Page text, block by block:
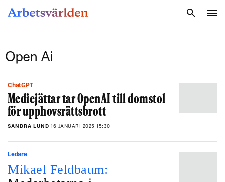
Open Ai
ChatGPT
Mediejättar tar OpenAI till domstol
för upphovsrättsbrott
SANDRA LUND 16 JANUARI 2025 15:30
Ledare
Mikael Feldbaum: